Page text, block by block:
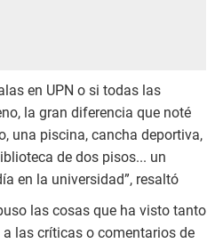
en UPN o si todas las
la gran diferencia que noté
una piscina, cancha deportiva,
de dos pisos... un
en la universidad”, resaltó
las cosas que ha visto tanto
a las críticas o comentarios de